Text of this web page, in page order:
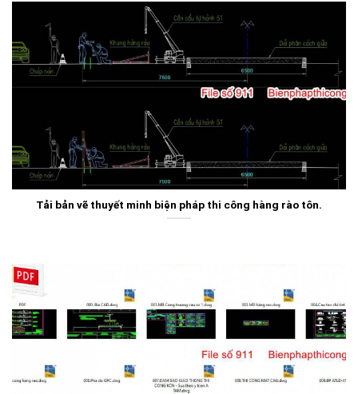
Tải bản vẽ thuyết minh biện pháp thi công hàng rào tôn.